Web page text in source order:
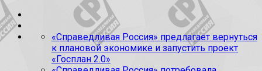
«Справедливая Россия» предлагает вернуться
к плановой экономике и запустить проект
«Госплан 2.0»